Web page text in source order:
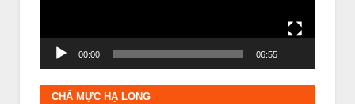
00:00 06:55
CHẢ MỰC HẠ LONG